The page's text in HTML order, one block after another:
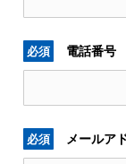
必須 電話番号
必須 メールア